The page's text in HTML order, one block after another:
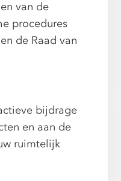
van de
procedures
de Raad van
bijdrage
en aan de
ruimtelijk